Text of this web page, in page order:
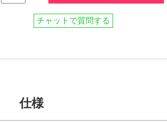
チャットで質問する
仕様